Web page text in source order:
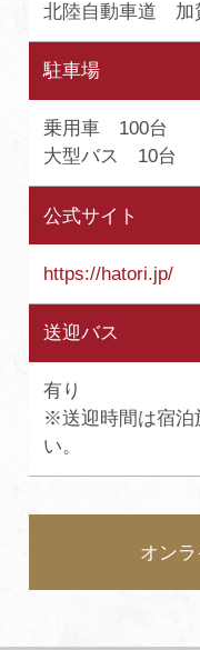
北陸自動車道 加
駐車場
乗用車 100台
大型バス 10台
公式サイト
https://hatori.jp/
送迎バス
有り
※送迎時間は宿泊
い。
オン